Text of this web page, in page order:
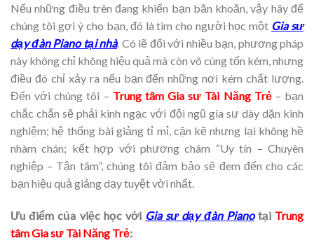
Nếu những điều trên đang khiến bạn băn khoăn, vậy hãy để
chúng tôi gợi ý cho bạn, đó là tìm cho người học một Gia sư
dạy đàn Piano tại nhà. Có lẽ đối với nhiều bạn, phương pháp
này không chỉ không hiệu quả mà còn vô cùng tốn kém, nhưng
điều đó chỉ xảy ra nếu bạn đến những nơi kém chất lượng.
Đến với chúng tôi – Trung tâm Gia sư Tài Năng Trẻ– bạn
chắc chắn sẽ phải kinh ngạc với đội ngũ gia sư dày dặn kinh
nghiệm; hệ thống bài giảng tỉ mỉ, cặn kẽ nhưng lại không hề
nhàm chán; kết hợp với phương châm “Uy tín – Chuyên
nghiệp – Tận tâm”, chúng tôi đảm bảo sẽ đem đến cho các
bạn hiệu quả giảng dạy tuyệt vời nhất.
Ưu điểm của việc học với Gia sư dạy đàn Pianotại Trung
tâm Gia sư Tài Năng Trẻ: